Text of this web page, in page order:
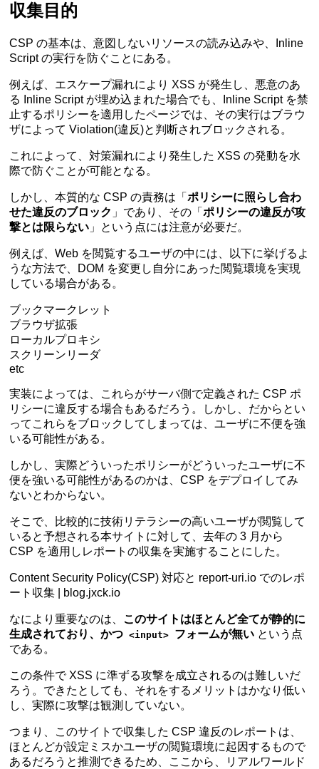
収集目的
CSP の基本は、意図しないリソースの読み込みや、Inline
Script の実行を防ぐことにある。
例えば、エスケープ漏れにより XSS が発生し、悪意のあ
る Inline Script が埋め込まれた場合でも、Inline Script を禁
止するポリシーを適用したページでは、その実行はブラウ
ザによって Violation(違反)と判断されブロックされる。
これによって、対策漏れにより発生した XSS の発動を水
際で防ぐことが可能となる。
しかし、本質的な CSP の責務は「ポリシーに照らし合わ
せた違反のブロック 」であり、その「ポリシーの違反が攻
撃とは限らない 」という点には注意が必要だ。
例えば、Web を閲覧するユーザの中には、以下に挙げるよ
うな方法で、DOM を変更し自分にあった閲覧環境を実現
している場合がある。
ブックマークレット
ブラウザ拡張
ローカルプロキシ
スクリーンリーダ
etc
実装によっては、これらがサーバ側で定義された CSP ポ
リシーに違反する場合もあるだろう。しかし、だからとい
ってこれらをブロックしてしまっては、ユーザに不便を強
いる可能性がある。
しかし、実際どういったポリシーがどういったユーザに不
便を強いる可能性があるのかは、CSP をデプロイしてみ
ないとわからない。
そこで、比較的に技術リテラシーの高いユーザが閲覧して
いると予想される本サイトに対して、去年の 3 月から
CSP を適用しレポートの収集を実施することにした。
Content Security Policy(CSP) 対応と report-uri.io でのレポ
ート収集 | blog.jxck.io
なにより重要なのは、 このサイトはほとんど全てが静的に
生成されており、かつ <input> フォームが無い という点
である。
この条件で XSS に準ずる攻撃を成立されるのは難しいだ
ろう。できたとしても、それをするメリットはかなり低い
し、実際に攻撃は観測していない。
つまり、このサイトで収集した CSP 違反のレポートは、
ほとんどが設定ミスかユーザの閲覧環境に起因するもので
あるだろうと推測できるため、ここから、リアルワールド